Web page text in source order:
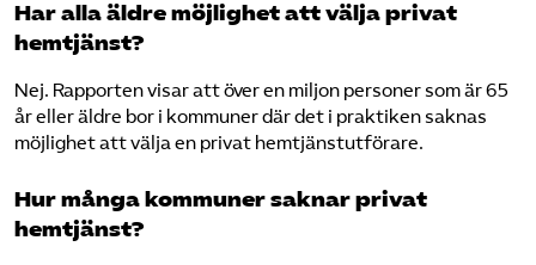
Har alla äldre möjlighet att välja privat
hemtjänst?
Nej. Rapporten visar att över en miljon personer som är 65
år eller äldre bor i kommuner där det i praktiken saknas
möjlighet att välja en privat hemtjänstutförare.
Hur många kommuner saknar privat
hemtjänst?